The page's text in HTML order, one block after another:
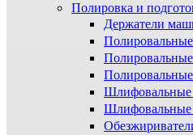
Полировка и
Держатели
Шлифовальные